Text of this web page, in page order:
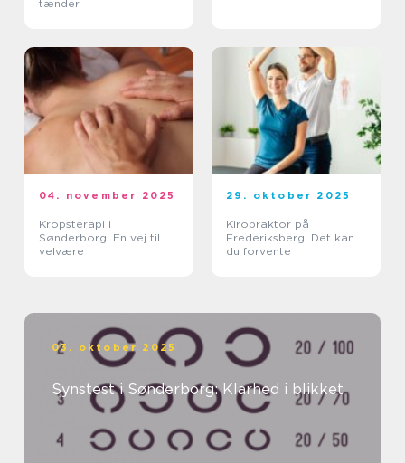
tænder
04. november 2025
Kropsterapi i
Sønderborg: En vej til
velvære
29. oktober 2025
Kiropraktor på
Frederiksberg: Det kan
du forvente
03. oktober 2025
Synstest i Sønderborg: Klarhed i blikket